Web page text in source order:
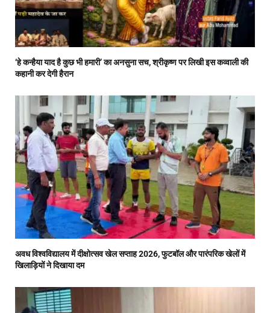
‘हे कन्हैया याद है कुछ भी हमारी’ का अनसुना सच, श्रीकृष्ण पर लिखी इस कव्वाली की
कहानी कर देगी हैरान
अवध विश्वविद्यालय में दीक्षोत्सव खेल सप्ताह 2026, फुटबॉल और पारंपरिक खेलों में
खिलाड़ियों ने दिखाया दम